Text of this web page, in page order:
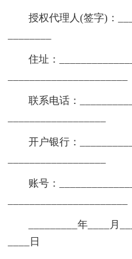
授权代理人(签字)：
住址：
联系电话：
开户银行：
账号：
_________年____月
____日